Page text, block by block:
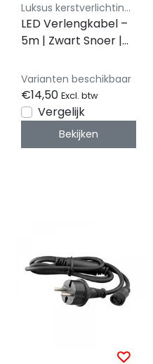
Luksus kerstverlichting koppelbaar 230V
LED Verlengkabel –
5m | Zwart Snoer |
IP65
Varianten beschikbaar
€14,50 Excl. btw
Vergelijk
Bekijken